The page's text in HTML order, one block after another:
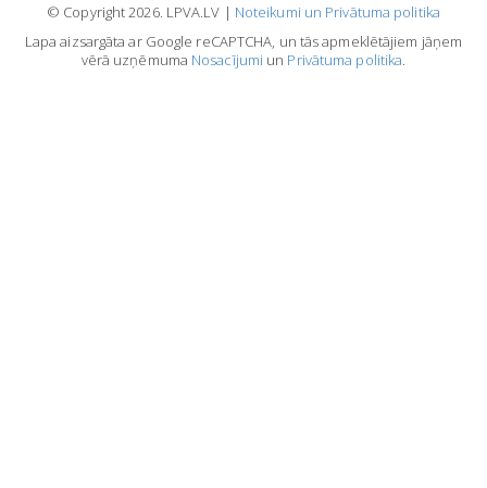
© Copyright 2026. LPVA.LV | Noteikumi un Privātuma politika
Lapa aizsargāta ar Google reCAPTCHA, un tās apmeklētājiem jāņem
vērā uzņēmuma Nosacījumi un Privātuma politika.